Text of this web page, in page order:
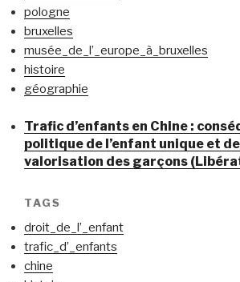
pologne
bruxelles
musée_de_l’_europe_à_bruxelles
histoire
géographie
Trafic d’enfants en Chine :
politique de l’enfant unique et
valorisation des garçons
TAGS
droit_de_l’_enfant
trafic_d’_enfants
chine